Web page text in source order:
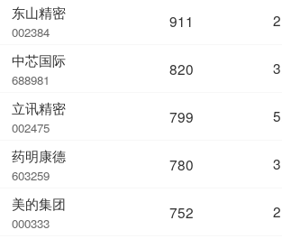
东山精密
002384
中芯国际
688981
立讯精密
002475
药明康德
603259
美的集团
000333
911
820
799
780
752